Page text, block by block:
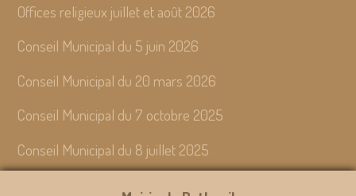
Offices religieux juillet et août 2026
Conseil Municipal du 5 juin 2026
Conseil Municipal du 20 mars 2026
Conseil Municipal du 7 octobre 2025
Conseil Municipal du 8 juillet 2025